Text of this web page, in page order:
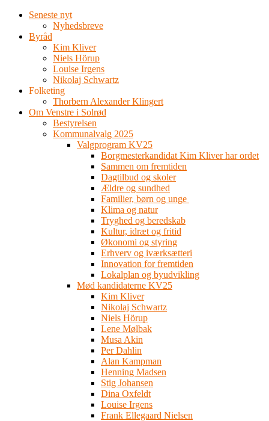
Seneste nyt
Nyhedsbreve
Byråd
Kim Kliver
Niels Hörup
Louise Irgens
Nikolaj Schwartz
Folketing
Thorbern Alexander Klingert
Om Venstre i Solrød
Bestyrelsen
Kommunalvalg 2025
Valgprogram KV25
Borgmesterkandidat Kim Kliver har ordet
Sammen om fremtiden
Dagtilbud og skoler
Ældre og sundhed
Familier, børn og unge
Klima og natur
Tryghed og beredskab
Kultur, idræt og fritid
Økonomi og styring
Erhverv og iværksætteri
Innovation for fremtiden
Lokalplan og byudvikling
Mød kandidaterne KV25
Kim Kliver
Nikolaj Schwartz
Niels Hörup
Lene Mølbak
Musa Akin
Per Dahlin
Alan Kampman
Henning Madsen
Stig Johansen
Dina Oxfeldt
Louise Irgens
Frank Ellegaard Nielsen